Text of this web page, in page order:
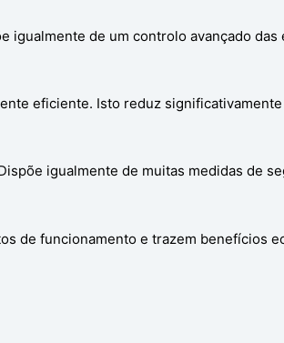
igualmente de um controlo avançado
eficiente. Isto reduz
igualmente de muitas medidas de
de funcionamento e trazem benefícios